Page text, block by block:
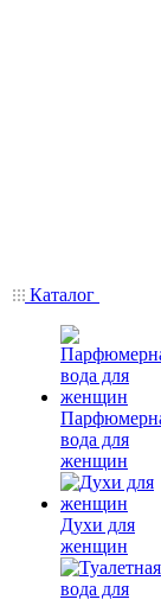
Каталог
вода для
женщин
Духи для
женщин